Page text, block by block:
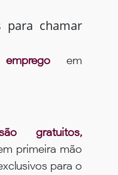
para chamar
em
gratuitos,
primeira mão
para o